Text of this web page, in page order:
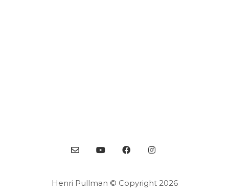
Henri Pullman © Copyright 2026